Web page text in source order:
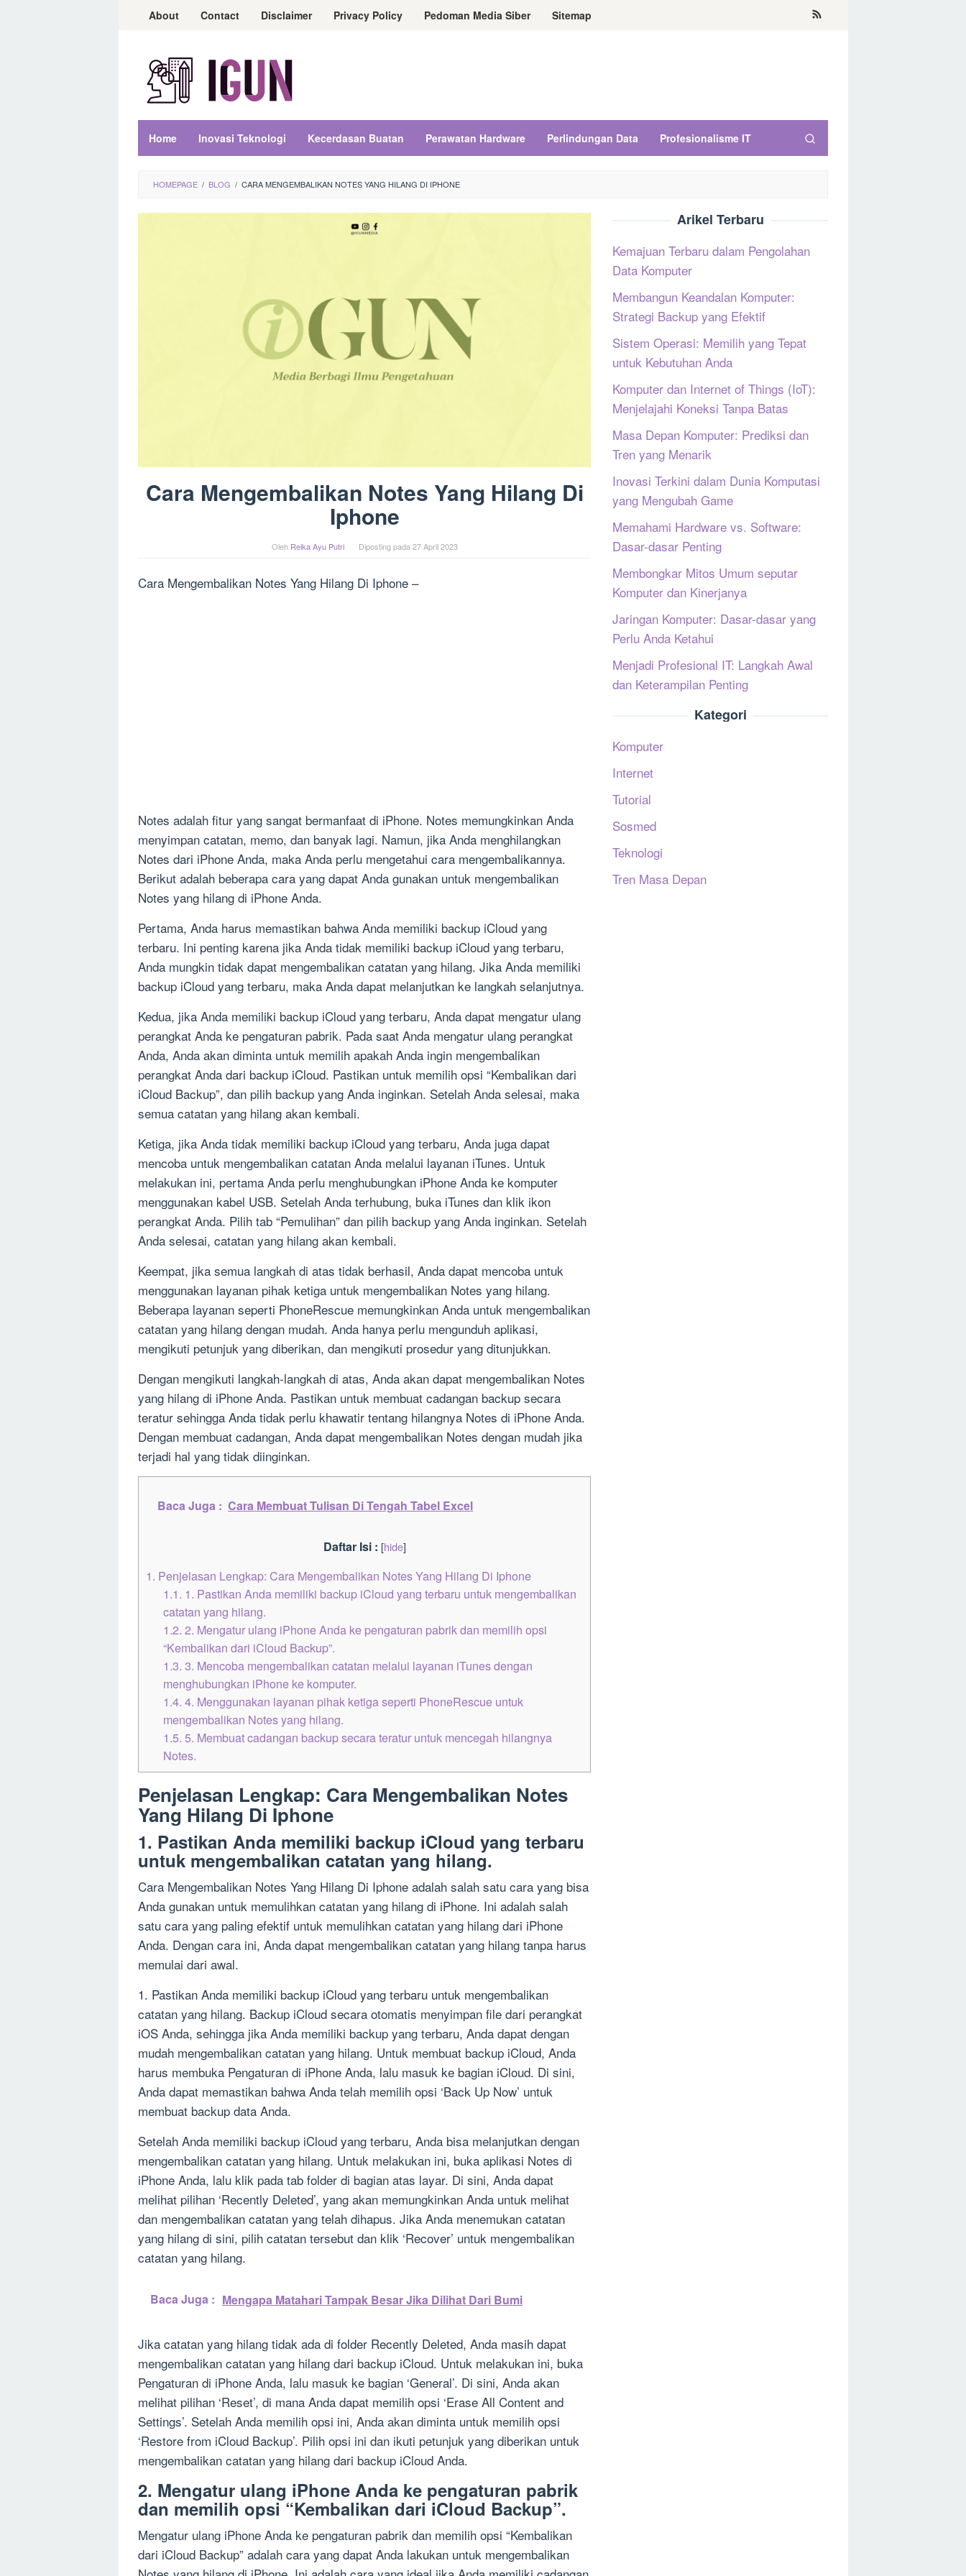
LoncatAbout Contact Disclaimer Privacy Policy Pedoman Media Siber Sitemap
Home Inovasi Teknologi Kecerdasan Buatan Perawatan Hardware Perlindungan Data Profesionalisme IT
HOMEPAGE / BLOG / CARA MENGEMBALIKAN NOTES YANG HILANG DI IPHONE
Cara Mengembalikan Notes Yang Hilang Di
Iphone
Oleh Reika Ayu Putri Diposting pada27 April 2023
Cara Mengembalikan Notes Yang Hilang Di Iphone –
Notes adalah fitur yang sangat bermanfaat di iPhone. Notes memungkinkan Anda
menyimpan catatan, memo, dan banyak lagi. Namun, jika Anda menghilangkan
Notes dari iPhone Anda, maka Anda perlu mengetahui cara mengembalikannya.
Berikut adalah beberapa cara yang dapat Anda gunakan untuk mengembalikan
Notes yang hilang di iPhone Anda.
Pertama, Anda harus memastikan bahwa Anda memiliki backup iCloud yang
terbaru. Ini penting karena jika Anda tidak memiliki backup iCloud yang terbaru,
Anda mungkin tidak dapat mengembalikan catatan yang hilang. Jika Anda memiliki
backup iCloud yang terbaru, maka Anda dapat melanjutkan ke langkah selanjutnya.
Kedua, jika Anda memiliki backup iCloud yang terbaru, Anda dapat mengatur ulang
perangkat Anda ke pengaturan pabrik. Pada saat Anda mengatur ulang perangkat
Anda, Anda akan diminta untuk memilih apakah Anda ingin mengembalikan
perangkat Anda dari backup iCloud. Pastikan untuk memilih opsi “Kembalikan dari
iCloud Backup”, dan pilih backup yang Anda inginkan. Setelah Anda selesai, maka
semua catatan yang hilang akan kembali.
Ketiga, jika Anda tidak memiliki backup iCloud yang terbaru, Anda juga dapat
mencoba untuk mengembalikan catatan Anda melalui layanan iTunes. Untuk
melakukan ini, pertama Anda perlu menghubungkan iPhone Anda ke komputer
menggunakan kabel USB. Setelah Anda terhubung, buka iTunes dan klik ikon
perangkat Anda. Pilih tab “Pemulihan” dan pilih backup yang Anda inginkan. Setelah
Anda selesai, catatan yang hilang akan kembali.
Keempat, jika semua langkah di atas tidak berhasil, Anda dapat mencoba untuk
menggunakan layanan pihak ketiga untuk mengembalikan Notes yang hilang.
Beberapa layanan seperti PhoneRescue memungkinkan Anda untuk mengembalikan
catatan yang hilang dengan mudah. Anda hanya perlu mengunduh aplikasi,
mengikuti petunjuk yang diberikan, dan mengikuti prosedur yang ditunjukkan.
Dengan mengikuti langkah-langkah di atas, Anda akan dapat mengembalikan Notes
yang hilang di iPhone Anda. Pastikan untuk membuat cadangan backup secara
teratur sehingga Anda tidak perlu khawatir tentang hilangnya Notes di iPhone Anda.
Dengan membuat cadangan, Anda dapat mengembalikan Notes dengan mudah jika
terjadi hal yang tidak diinginkan.
Baca Juga : Cara Membuat Tulisan Di Tengah Tabel Excel
Daftar Isi : [hide]
1. Penjelasan Lengkap: Cara Mengembalikan Notes Yang Hilang Di Iphone
1.1. 1. Pastikan Anda memiliki backup iCloud yang terbaru untuk mengembalikan
catatan yang hilang.
1.2. 2. Mengatur ulang iPhone Anda ke pengaturan pabrik dan memilih opsi
“Kembalikan dari iCloud Backup”.
1.3. 3. Mencoba mengembalikan catatan melalui layanan iTunes dengan
menghubungkan iPhone ke komputer.
1.4. 4. Menggunakan layanan pihak ketiga seperti PhoneRescue untuk
mengembalikan Notes yang hilang.
1.5. 5. Membuat cadangan backup secara teratur untuk mencegah hilangnya
Notes.
Penjelasan Lengkap: Cara Mengembalikan Notes
Yang Hilang Di Iphone
1. Pastikan Anda memiliki backup iCloud yang terbaru
untuk mengembalikan catatan yang hilang.
Cara Mengembalikan Notes Yang Hilang Di Iphone adalah salah satu cara yang bisa
Anda gunakan untuk memulihkan catatan yang hilang di iPhone. Ini adalah salah
satu cara yang paling efektif untuk memulihkan catatan yang hilang dari iPhone
Anda. Dengan cara ini, Anda dapat mengembalikan catatan yang hilang tanpa harus
memulai dari awal.
1. Pastikan Anda memiliki backup iCloud yang terbaru untuk mengembalikan
catatan yang hilang. Backup iCloud secara otomatis menyimpan file dari perangkat
iOS Anda, sehingga jika Anda memiliki backup yang terbaru, Anda dapat dengan
mudah mengembalikan catatan yang hilang. Untuk membuat backup iCloud, Anda
harus membuka Pengaturan di iPhone Anda, lalu masuk ke bagian iCloud. Di sini,
Anda dapat memastikan bahwa Anda telah memilih opsi ‘Back Up Now’ untuk
membuat backup data Anda.
Setelah Anda memiliki backup iCloud yang terbaru, Anda bisa melanjutkan dengan
mengembalikan catatan yang hilang. Untuk melakukan ini, buka aplikasi Notes di
iPhone Anda, lalu klik pada tab folder di bagian atas layar. Di sini, Anda dapat
melihat pilihan ‘Recently Deleted’, yang akan memungkinkan Anda untuk melihat
dan mengembalikan catatan yang telah dihapus. Jika Anda menemukan catatan
yang hilang di sini, pilih catatan tersebut dan klik ‘Recover’ untuk mengembalikan
catatan yang hilang.
Baca Juga : Mengapa Matahari Tampak Besar Jika Dilihat Dari Bumi
Jika catatan yang hilang tidak ada di folder Recently Deleted, Anda masih dapat
mengembalikan catatan yang hilang dari backup iCloud. Untuk melakukan ini, buka
Pengaturan di iPhone Anda, lalu masuk ke bagian ‘General’. Di sini, Anda akan
melihat pilihan ‘Reset’, di mana Anda dapat memilih opsi ‘Erase All Content and
Settings’. Setelah Anda memilih opsi ini, Anda akan diminta untuk memilih opsi
‘Restore from iCloud Backup’. Pilih opsi ini dan ikuti petunjuk yang diberikan untuk
mengembalikan catatan yang hilang dari backup iCloud Anda.
2. Mengatur ulang iPhone Anda ke pengaturan pabrik
dan memilih opsi “Kembalikan dari iCloud Backup”.
Mengatur ulang iPhone Anda ke pengaturan pabrik dan memilih opsi “Kembalikan
dari iCloud Backup” adalah cara yang dapat Anda lakukan untuk mengembalikan
Arikel Terbaru
Kemajuan Terbaru dalam Pengolahan
Data Komputer
Membangun Keandalan Komputer:
Strategi Backup yang Efektif
Sistem Operasi: Memilih yang Tepat
untuk Kebutuhan Anda
Komputer dan Internet of Things (IoT):
Menjelajahi Koneksi Tanpa Batas
Masa Depan Komputer: Prediksi dan
Tren yang Menarik
Inovasi Terkini dalam Dunia Komputasi
yang Mengubah Game
Memahami Hardware vs. Software:
Dasar-dasar Penting
Membongkar Mitos Umum seputar
Komputer dan Kinerjanya
Jaringan Komputer: Dasar-dasar yang
Perlu Anda Ketahui
Menjadi Profesional IT: Langkah Awal
dan Keterampilan Penting
Kategori
Komputer
Internet
Tutorial
Sosmed
Teknologi
Tren Masa Depan